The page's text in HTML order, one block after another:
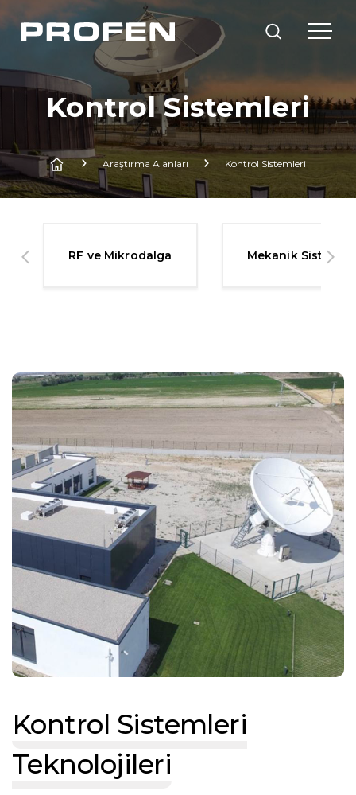
Kontrol Sistemleri
Araştırma Alanları Kontrol Sistemleri
RF ve Mikrodalga Mekanik
Kontrol Sistemleri
Teknolojileri